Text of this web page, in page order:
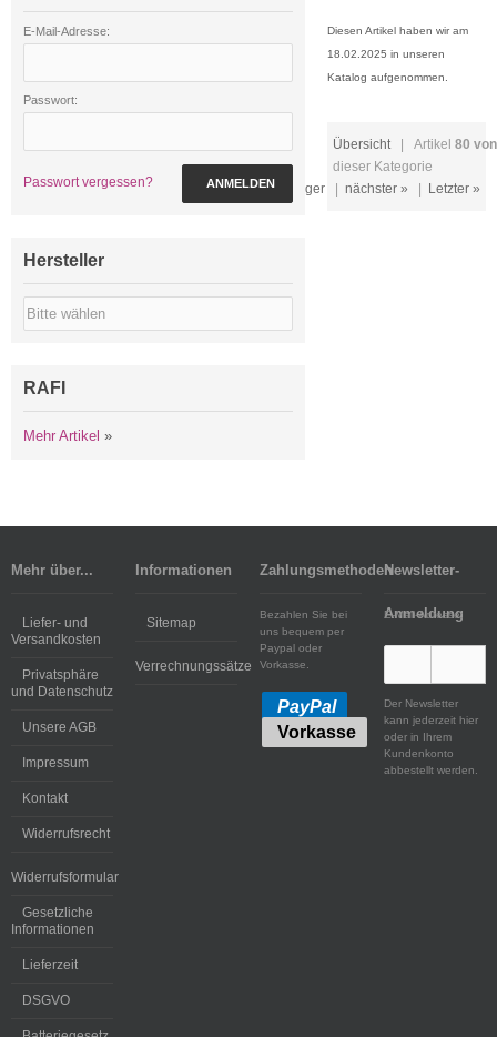
Diesen Artikel haben wir am
18.02.2025 in unseren
Katalog aufgenommen.
Übersicht| Artikel 80
dieser Kategorie
« Erster|« vorheriger nächster » Letzter »
E-Mail-Adresse:
Passwort:
Passwort vergessen? ANMELDEN
Hersteller
RAFI
Mehr Artikel »
Mehr über...
Liefer- und
Versandkosten
Privatsphäre
und Datenschutz
Unsere AGB
Impressum
Kontakt
Widerrufsrecht
Widerrufsformular
Gesetzliche
Informationen
Lieferzeit
DSGVO
Informationen
Sitemap
Verrechnungssätze
Zahlungsmethoden
Bezahlen Sie bei
uns bequem per
Paypal oder
Vorkasse.
PayPal
Vorkasse
Newsletter-
Anmeldung
E-Mail-Adresse:
Der Newsletter
kann jederzeit hier
oder in Ihrem
Kundenkonto
abbestellt werden.